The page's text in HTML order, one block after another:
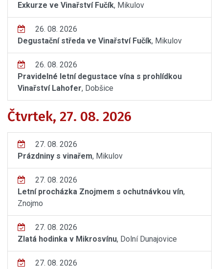
Exkurze ve Vinařství Fučík, Mikulov
26. 08. 2026
Degustační středa ve Vinařství Fučík, Mikulov
26. 08. 2026
Pravidelné letní degustace vína s prohlídkou
Vinařství Lahofer, Dobšice
Čtvrtek, 27. 08. 2026
27. 08. 2026
Prázdniny s vinařem, Mikulov
27. 08. 2026
Letní procházka Znojmem s ochutnávkou vín,
Znojmo
27. 08. 2026
Zlatá hodinka v Mikrosvínu, Dolní Dunajovice
27. 08. 2026